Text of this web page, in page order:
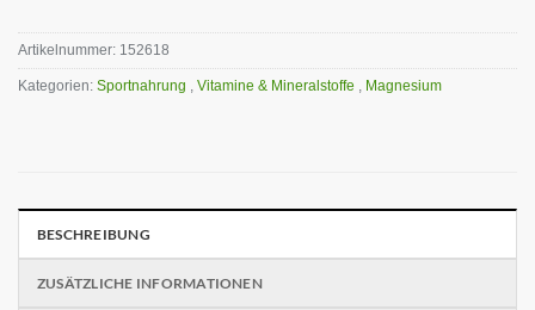
Artikelnummer: 152618
Kategorien: Sportnahrung , Vitamine & Mineralstoffe , Magnesium
BESCHREIBUNG
ZUSÄTZLICHE INFORMATIONEN